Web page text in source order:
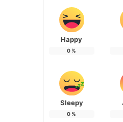
Happy
0%
Sleepy
0%